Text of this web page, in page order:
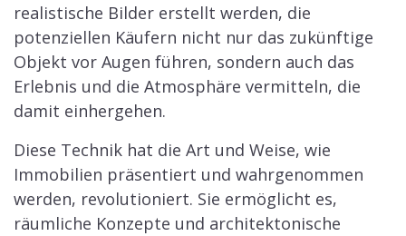
realistische Bilder erstellt werden, die
potenziellen Käufern nicht nur das zukünftige
Objekt vor Augen führen, sondern auch das
Erlebnis und die Atmosphäre vermitteln, die
damit einhergehen.
Diese Technik hat die Art und Weise, wie
Immobilien präsentiert und wahrgenommen
werden, revolutioniert. Sie ermöglicht es,
räumliche Konzepte und architektonische